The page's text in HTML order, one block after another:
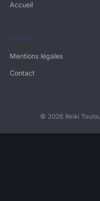
Accueil
LÉGAL
Mentions légales
Contact
© 2026 Reiki